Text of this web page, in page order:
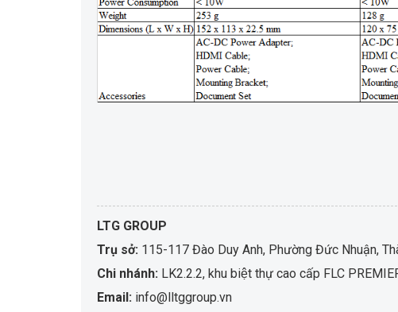
LTG GROUP
Trụ sở: 115-117 Đào Duy Anh, Phường Đức Nhuận,
Chi nhánh: LK2.2.2, khu biệt thự cao cấp FLC
Email: info@lltggroup.vn